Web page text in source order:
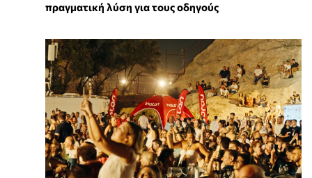
πραγματική λύση για τους οδηγούς